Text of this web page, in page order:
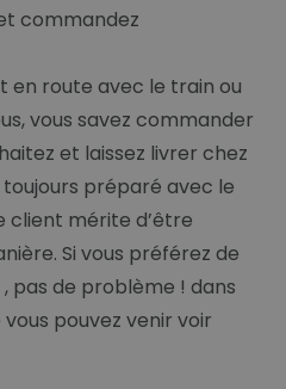
commandez
en route avec le train ou
vous savez commander
et laissez livrer chez
préparé avec le
client mérite d’être
Si vous préférez de
, pas de problème ! dans
pouvez venir voir